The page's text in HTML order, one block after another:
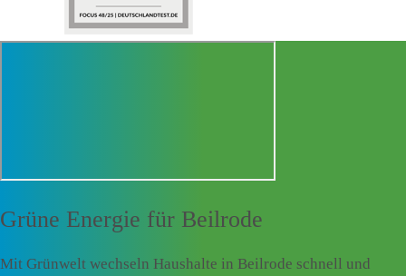
Grüne Energie für Beilrode
Mit Grünwelt wechseln Haushalte in Beilrode schnell und